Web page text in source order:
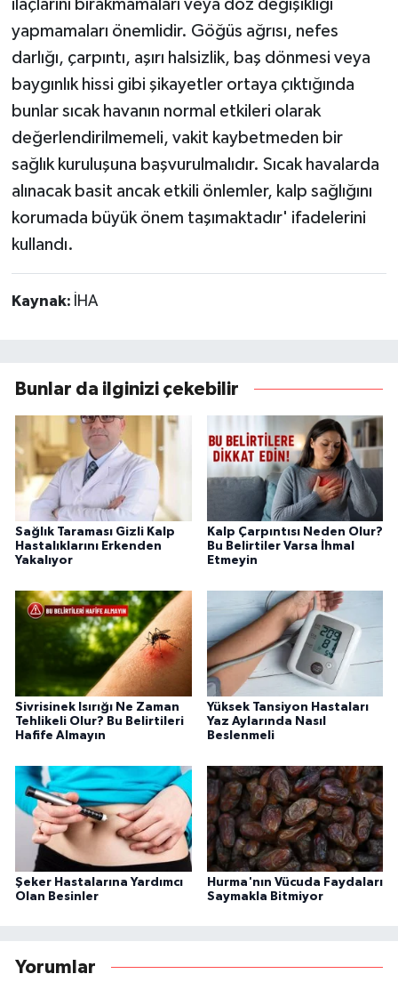
ilaçlarını bırakmamaları veya doz değişikliği
yapmamaları önemlidir. Göğüs ağrısı, nefes
darlığı, çarpıntı, aşırı halsizlik, baş dönmesi veya
baygınlık hissi gibi şikayetler ortaya çıktığında
bunlar sıcak havanın normal etkileri olarak
değerlendirilmemeli, vakit kaybetmeden bir
sağlık kuruluşuna başvurulmalıdır. Sıcak havalarda
alınacak basit ancak etkili önlemler, kalp sağlığını
korumada büyük önem taşımaktadır' ifadelerini
kullandı.
Kaynak: İHA
Bunlar da ilginizi çekebilir
Sağlık Taraması Gizli Kalp
Hastalıklarını Erkenden
Yakalıyor
Kalp Çarpıntısı Neden Olur?
Bu Belirtiler Varsa İhmal
Etmeyin
Sivrisinek Isırığı Ne Zaman
Tehlikeli Olur? Bu Belirtileri
Hafife Almayın
Yüksek Tansiyon Hastaları
Yaz Aylarında Nasıl
Beslenmeli
Şeker Hastalarına Yardımcı
Olan Besinler
Hurma'nın Vücuda Faydaları
Saymakla Bitmiyor
Yorumlar